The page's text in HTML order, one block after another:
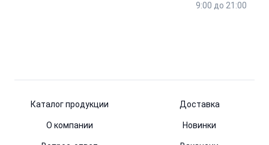
9:00 до 21:00
Каталог продукции Доставка
О компании Новинки